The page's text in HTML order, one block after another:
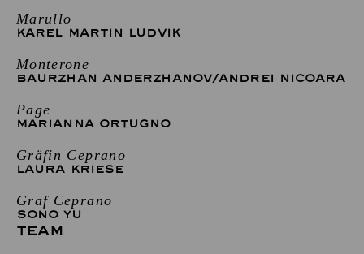
Marullo
KAREL MARTIN LUDVIK
Monterone
BAURZHAN ANDERZHANOV/ANDREI NICOARA
Page
MARIANNA ORTUGNO
Gräfin Ceprano
LAURA KRIESE
Graf Ceprano
SONO YU
TEAM